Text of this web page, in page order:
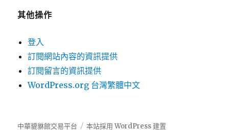
其他操作
登入
訂閱網站內容的資訊提供
訂閱留言的資訊提供
WordPress.org 台灣繁體中文
中華貔貅館交易平台 本站採用 WordPress 建置